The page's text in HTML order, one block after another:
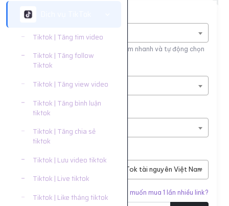
Tiktok | Tăng tim video
Tiktok | Tăng follow
Tiktok
Tiktok | Tăng view video
Tiktok | Tăng bình luận
tiktok
Tiktok | Tăng chia sẻ
tiktok
Tiktok | Lưu video tiktok
Tiktok | Live tiktok
Tiktok | Like tháng tiktok
Tìm nhanh dịch vụ
Nhập tên dịch vụ để tìm kiếm
Nhập tên hoặc ID dịch vụ để tìm kiếm nhanh và tự động chọn
Nền tảng
Dịch vụ TikTok
Phân loại
Tiktok | Tăng tim video
Sv1 Tim Video TikTok tài nguyên Việt Nam, ảnh
Bạn muốn mua 1 lần nhiều link?